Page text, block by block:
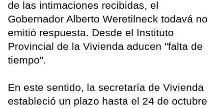
de las intimaciones recibidas, el
Gobernador Alberto Weretilneck todavá no
emitió respuesta. Desde el Instituto
Provincial de la Vivienda aducen "falta de
tiempo".
En este sentido, la secretaría de Vivienda
estableció un plazo hasta el 24 de octubre